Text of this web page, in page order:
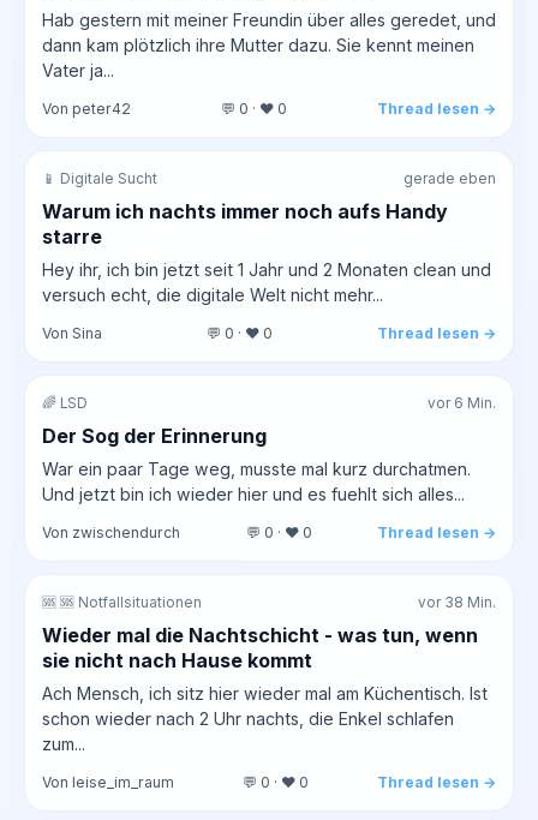
Hab gestern mit meiner Freundin über alles geredet, und
dann kam plötzlich ihre Mutter dazu. Sie kennt meinen
Vater ja...
Von peter42 💬 0 · ❤️ 0 Thread lesen →
📱 Digitale Sucht gerade eben
Warum ich nachts immer noch aufs Handy
starre
Hey ihr, ich bin jetzt seit 1 Jahr und 2 Monaten clean und
versuch echt, die digitale Welt nicht mehr...
Von Sina 💬 0 · ❤️ 0 Thread lesen →
🌈 LSD vor 6 Min.
Der Sog der Erinnerung
War ein paar Tage weg, musste mal kurz durchatmen.
Und jetzt bin ich wieder hier und es fuehlt sich alles...
Von zwischendurch 💬 0 · ❤️ 0 Thread lesen →
🆘 🆘 Notfallsituationen vor 38 Min.
Wieder mal die Nachtschicht - was tun, wenn
sie nicht nach Hause kommt
Ach Mensch, ich sitz hier wieder mal am Küchentisch. Ist
schon wieder nach 2 Uhr nachts, die Enkel schlafen
zum...
Von leise_im_raum 💬 0 · ❤️ 0 Thread lesen →